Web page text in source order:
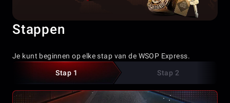
Stappen
Je kunt beginnen op elke stap van de WSOP Express.
Stap 1 Stap 2